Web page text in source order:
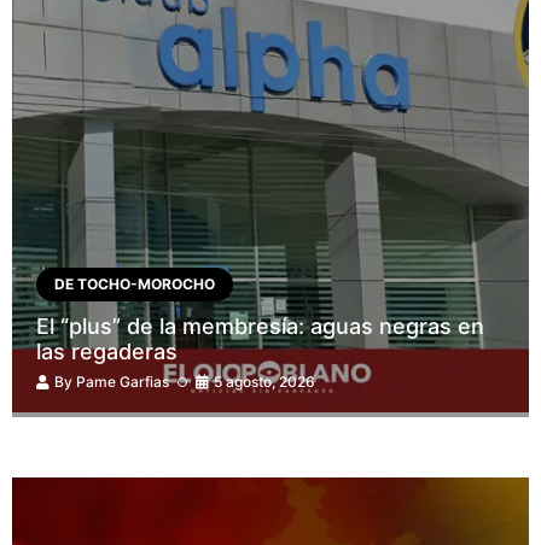
DE TOCHO-MOROCHO
El “plus” de la membresía: aguas negras en
las regaderas
By Pame Garfias 5 agosto, 2026